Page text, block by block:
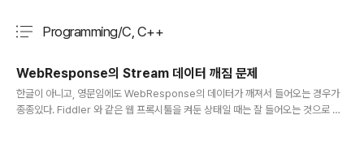
Programming/C, C++
WebResponse의 Stream 데이터 깨짐 문제
한글이 아니고, 영문임에도 WebResponse의 데이터가 깨져서 들어오는 경우가
종종있다. Fiddler 와 같은 웹 프록시툴을 켜둔 상태일 때는 잘 들어오는 것으로 보